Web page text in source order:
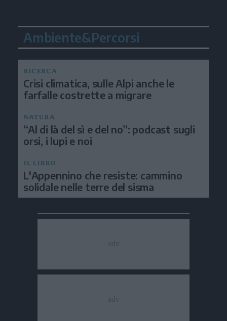
Ambiente&Percorsi
RICERCA
Crisi climatica, sulle Alpi anche le
farfalle costrette a migrare
NATURA
“Al di là del sì e del no”: podcast sugli
orsi, i lupi e noi
IL LIBRO
L'Appennino che resiste: cammino
solidale nelle terre del sisma